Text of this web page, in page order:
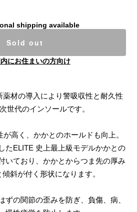
shipping available
Sold out
内にお住まいの方向け
材の導入により警吸収性と耐久性
世代のインソールです。
高く、かかとのホールドも向上。
たELITE 史上最上級モデルかかとの
いており、かかとからつま先の厚み
斜が付く形状になります。
ずの関節の歪みを防ぎ、負傷、病、